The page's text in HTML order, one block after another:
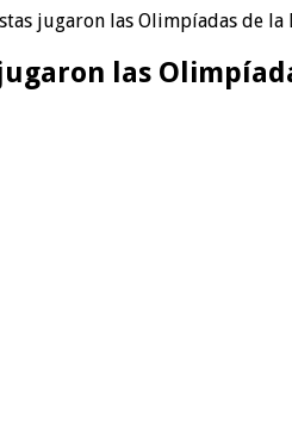
jugaron las Olimpíadas de la
las